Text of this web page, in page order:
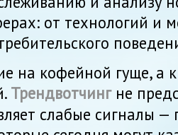
от технологий и
на кофейной гуще, а
Трендвотчингне
слабые сигналы